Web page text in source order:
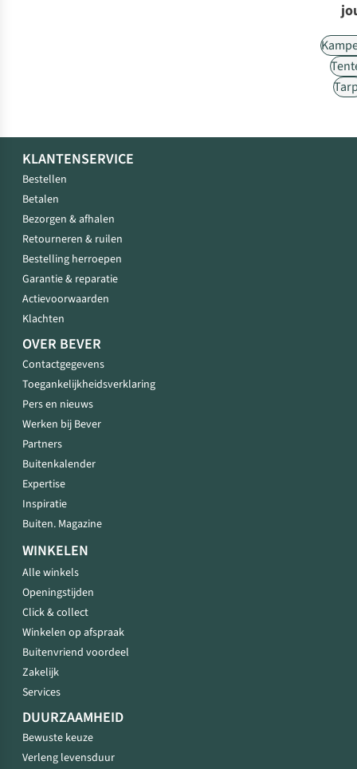
KLANTENSERVICE
Bestellen
Betalen
Bezorgen & afhalen
Retourneren & ruilen
Bestelling herroepen
Garantie & reparatie
Actievoorwaarden
Klachten
OVER BEVER
Contactgegevens
Toegankelijkheidsverklaring
Pers en nieuws
Werken bij Bever
Partners
Buitenkalender
Expertise
Inspiratie
Buiten. Magazine
WINKELEN
Alle winkels
Openingstijden
Click & collect
Winkelen op afspraak
Buitenvriend voordeel
Zakelijk
Services
DUURZAAMHEID
Bewuste keuze
Verleng levensduur